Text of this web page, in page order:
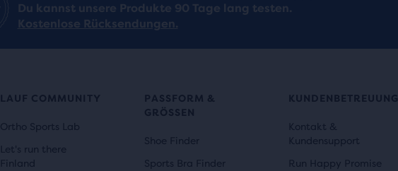
Du kannst unsere Produkte 90 Tage lang testen.
Kostenlose Rücksendungen.
LAUF COMMUNITY
Ortho Sports Lab
Let's run there
Finland
PASSFORM &
GRÖSSEN
Shoe Finder
Sports Bra Finder
KUNDENBETREUUNG
Kontakt &
Kundensupport
Run Happy Promise